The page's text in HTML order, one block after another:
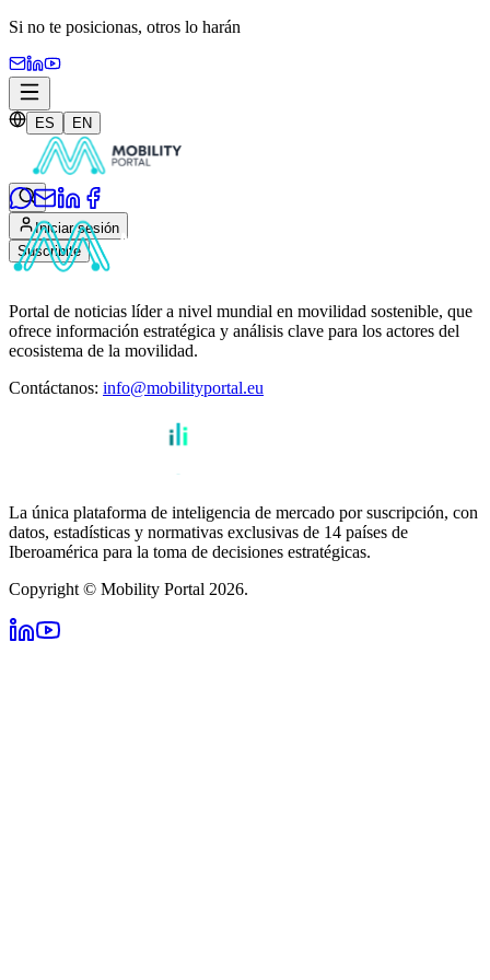
Si no te posicionas, otros lo harán
ES EN
Iniciar sesión
Suscribite
Portal de noticias líder a nivel mundial en movilidad sostenible, que
ofrece información estratégica y análisis clave para los actores del
ecosistema de la movilidad.
Contáctanos: info@mobilityportal.eu
La única plataforma de inteligencia de mercado por suscripción, con
datos, estadísticas y normativas exclusivas de 14 países de
Iberoamérica para la toma de decisiones estratégicas.
Copyright © Mobility Portal 2026.